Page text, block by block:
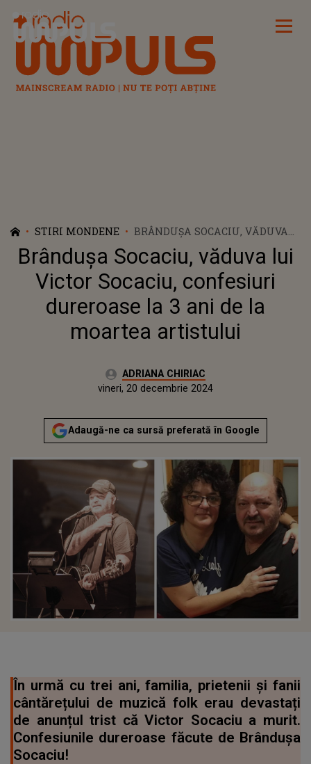
Radio Impuls
STIRI MONDENE
BRÂNDUȘA SOCACIU, VĂDUVA
LUI VICTOR SOCACIU,
CONFESIURI DUREROASE LA 3
ANI DE LA MOARTEA
ARTISTULUI
Brândușa Socaciu, văduva lui
Victor Socaciu, confesiuri
dureroase la 3 ani de la
moartea artistului
Autor:ADRIANA CHIRIAC
Publicat:
vineri, 20 decembrie 2024
Adaugă-ne ca sursă preferată în Google
În urmă cu trei ani, familia, prietenii și fanii
cântărețului de muzică folk erau devastați
de anunțul trist că Victor Socaciu a murit.
Confesiunile dureroase făcute de Brândușa
Socaciu!